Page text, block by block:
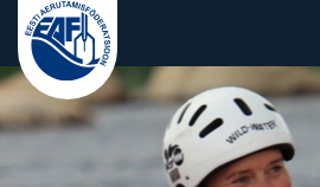
Eesti Aerutamisföderatsioon